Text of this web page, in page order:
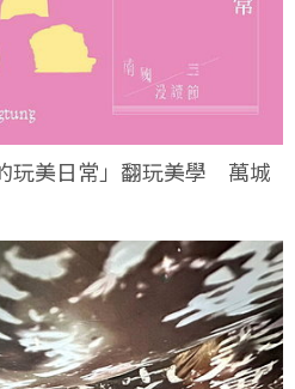
玩美日常」翻玩美學 萬城